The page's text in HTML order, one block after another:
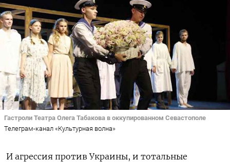
Гастроли Театра Олега Табакова в оккупированном Севастополе
Телеграм-канал «Культурная волна»
И агрессия против Украины, и тотальные